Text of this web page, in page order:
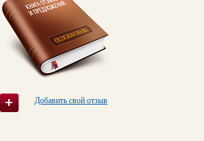
Добавить свой отзыв